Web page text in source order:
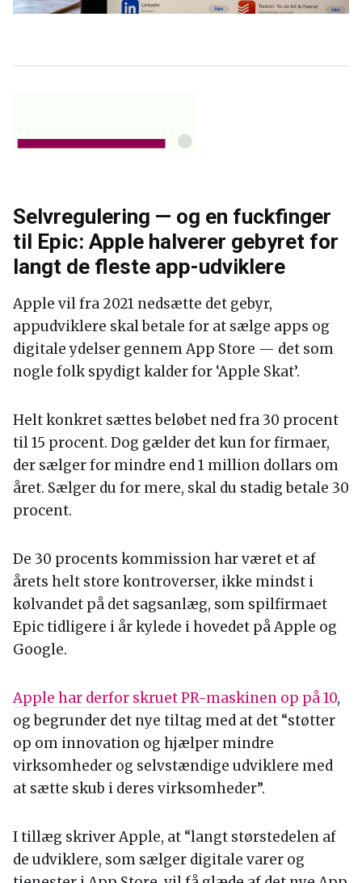
Selvregulering — og en fuckfinger
til Epic: Apple halverer gebyret for
langt de fleste app-udviklere
Apple vil fra 2021 nedsætte det gebyr,
appudviklere skal betale for at sælge apps og
digitale ydelser gennem App Store — det som
nogle folk spydigt kalder for ‘Apple Skat’.
Helt konkret sættes beløbet ned fra 30 procent
til 15 procent. Dog gælder det kun for firmaer,
der sælger for mindre end 1 million dollars om
året. Sælger du for mere, skal du stadig betale 30
procent.
De 30 procents kommission har været et af
årets helt store kontroverser, ikke mindst i
kølvandet på det sagsanlæg, som spilfirmaet
Epic tidligere i år kylede i hovedet på Apple og
Google.
Apple har derfor skruet PR-maskinen op på 10,
og begrunder det nye tiltag med at det “støtter
op om innovation og hjælper mindre
virksomheder og selvstændige udviklere med
at sætte skub i deres virksomheder”.
I tillæg skriver Apple, at “langt størstedelen af
de udviklere, som sælger digitale varer og